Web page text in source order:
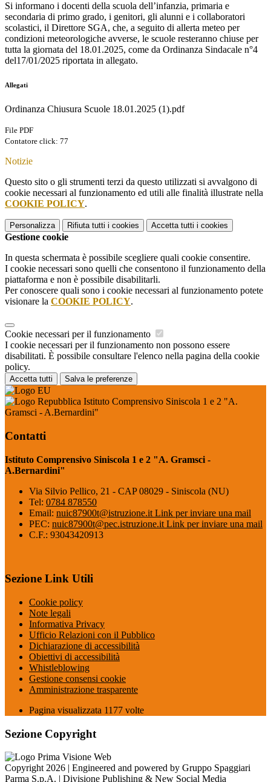
Si informano i docenti della scuola dell’infanzia, primaria e
secondaria di primo grado, i genitori, gli alunni e i collaboratori
scolastici, il Direttore SGA, che, a seguito di allerta meteo per
condizioni meteorologiche avverse, le scuole resteranno chiuse per
tutta la giornata del 18.01.2025, come da Ordinanza Sindacale n°4
del17/01/2025 riportata in allegato.
Allegati
Ordinanza Chiusura Scuole 18.01.2025 (1).pdf
File PDF
Contatore click: 77
Notizie
Questo sito o gli strumenti terzi da questo utilizzati si avvalgono di
cookie necessari al funzionamento ed utili alle finalità illustrate nella
COOKIE POLICY.
Personalizza Rifiuta tutti i cookies Accetta tutti i cookies
Gestione cookie
In questa schermata è possibile scegliere quali cookie consentire.
I cookie necessari sono quelli che consentono il funzionamento della
piattaforma e non è possibile disabilitarli.
Per conoscere quali sono i cookie necessari al funzionamento potete
visionare la COOKIE POLICY.
Cookie necessari per il funzionamento
I cookie necessari per il funzionamento non possono essere
disabilitati. È possibile consultare l'elenco nella pagina della cookie
policy.
Accetta tutti Salva le preferenze
Istituto Comprensivo Siniscola 1 e 2 "A.
Gramsci - A.Bernardini"
Contatti
Istituto Comprensivo Siniscola 1 e 2 "A. Gramsci -
A.Bernardini"
Via Silvio Pellico, 21 - CAP 08029 - Siniscola (NU)
Tel: 0784 878550
Email: nuic87900t@istruzione.it Link per inviare una mail
PEC: nuic87900t@pec.istruzione.it Link per inviare una mail
C.F.: 93043420913
Sezione Link Utili
Cookie policy
Note legali
Informativa Privacy
Ufficio Relazioni con il Pubblico
Dichiarazione di accessibilità
Obiettivi di accessibilità
Whistleblowing
Gestione consensi cookie
Amministrazione trasparente
Pagina visualizzata 1177 volte
Sezione Copyright
Copyright 2026 | Engineered and powered by Gruppo Spaggiari
Parma S.p.A. | Divisione Publishing & New Social Media